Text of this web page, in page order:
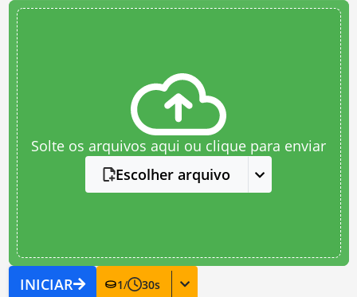
Solte os arquivos aqui ou clique para enviar
Escolher arquivo
INICIAR 1/ 30s